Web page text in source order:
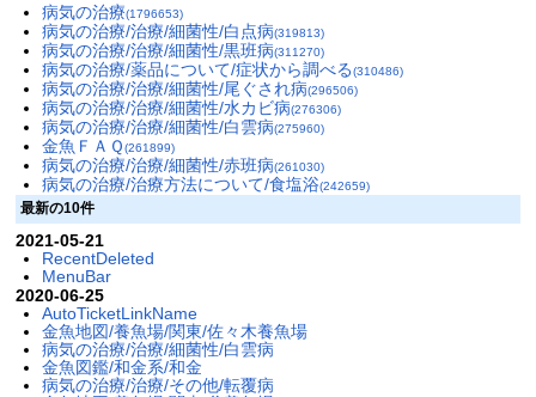
病気の治療(1796653)
病気の治療/治療/細菌性/白点病(319813)
病気の治療/治療/細菌性/黒班病(311270)
病気の治療/薬品について/症状から調べる(310486)
病気の治療/治療/細菌性/尾ぐされ病(296506)
病気の治療/治療/細菌性/水カビ病(276306)
病気の治療/治療/細菌性/白雲病(275960)
金魚ＦＡＱ(261899)
病気の治療/治療/細菌性/赤班病(261030)
病気の治療/治療方法について/食塩浴(242659)
最新の10件
2021-05-21
RecentDeleted
MenuBar
2020-06-25
AutoTicketLinkName
金魚地図/養魚場/関東/佐々木養魚場
病気の治療/治療/細菌性/白雲病
金魚図鑑/和金系/和金
病気の治療/治療/その他/転覆病